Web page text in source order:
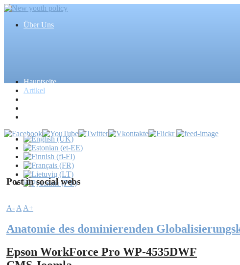
Über Uns
Hauptseite
Artikel
Post in social webs
A-AA+
Anatomie des dominierenden
Epson WorkForce Pro WP-4535DWF